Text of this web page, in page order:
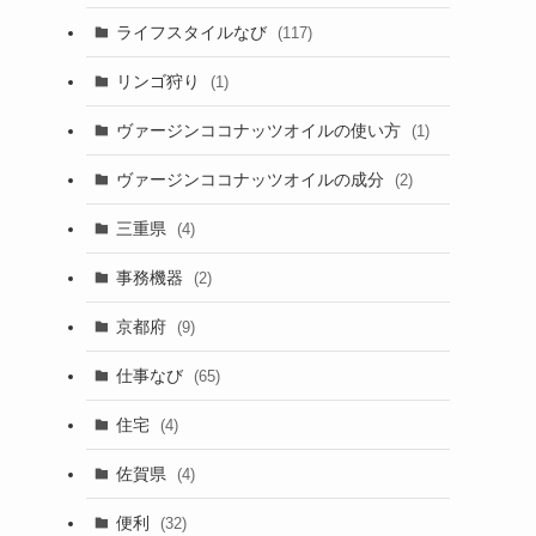
ライフスタイルなび (117)
リンゴ狩り (1)
ヴァージンココナッツオイルの使い方 (1)
ヴァージンココナッツオイルの成分 (2)
三重県 (4)
事務機器 (2)
京都府 (9)
仕事なび (65)
住宅 (4)
佐賀県 (4)
便利 (32)